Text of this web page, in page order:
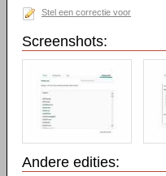
Stel een correctie voor
Screenshots:
Andere edities: